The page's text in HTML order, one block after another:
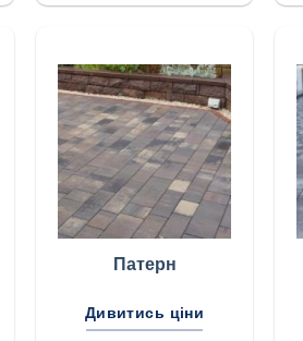
Патерн
Дивитись ціни